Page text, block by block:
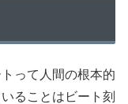
って人間の根本的
ることはビート刻